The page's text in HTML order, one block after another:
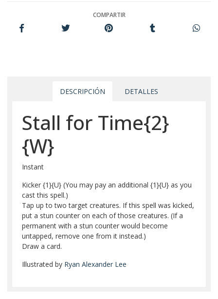
COMPARTIR
DESCRIPCIÓN DETALLES
Stall for Time{2}
{W}
Instant
Kicker {1}{U} (You may pay an additional {1}{U} as you
cast this spell.)
Tap up to two target creatures. If this spell was kicked,
put a stun counter on each of those creatures. (If a
permanent with a stun counter would become
untapped, remove one from it instead.)
Draw a card.
Illustrated by Ryan Alexander Lee